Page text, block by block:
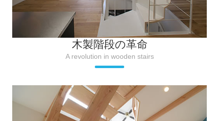
木製階段の革命
A revolution in wooden stairs